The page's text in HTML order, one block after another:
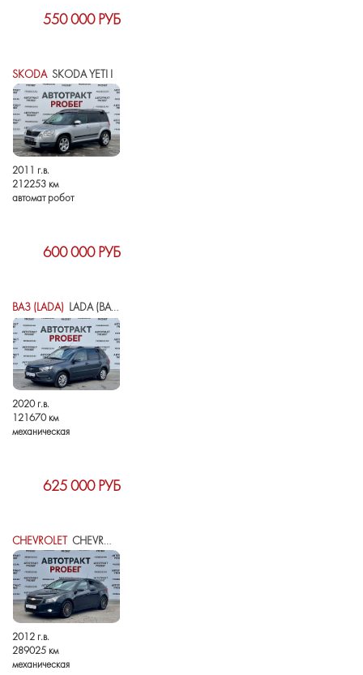
550 000 РУБ
SKODASKODA YETI I
2011 г.в.
212253 км
автомат робот
600 000 РУБ
ВАЗ (LADA) LADA (ВАЗ) GRANTA I РЕСТАЙЛИНГ
2020 г.в.
121670 км
механическая
625 000 РУБ
CHEVROLET CHEVROLET CRUZE I
2012 г.в.
289025 км
механическая